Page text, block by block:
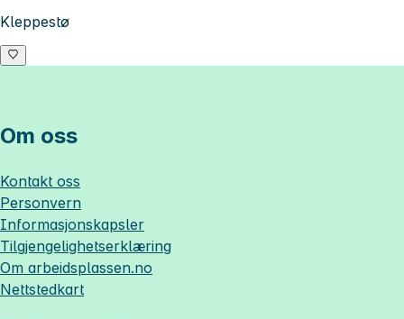
Kleppestø
Om oss
Kontakt oss
Personvern
Informasjonskapsler
Tilgjengelighetserklæring
Om arbeidsplassen.no
Nettstedkart